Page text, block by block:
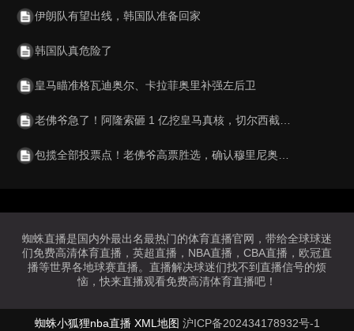
伊朗队有望出线，韩国队准备回家
韩国队真危险了
皇马瞄准格瓦迪奥尔、卡拉菲奥里补强左后卫
老佛爷急了！阿隆索砸 1 亿挖皇马真核，切尔西截胡利物浦阿森纳
包揽全部投票点！老佛爷高票胜选，确认穆里尼奥重返伯纳乌执教
蜘蛛直播是国内外最出名最热门的体育直播官网，带给全球球迷
们免费高清体育直播，英超直播，NBA直播，CBA直播，欧冠直
播等世界各地球赛直播。直播解决球迷们找不到直播信号的烦
恼，快来直播观看免费高清体育直播吧！
蜘蛛小狐狸nba直播 XML地图 沪ICP备202434178932号-1